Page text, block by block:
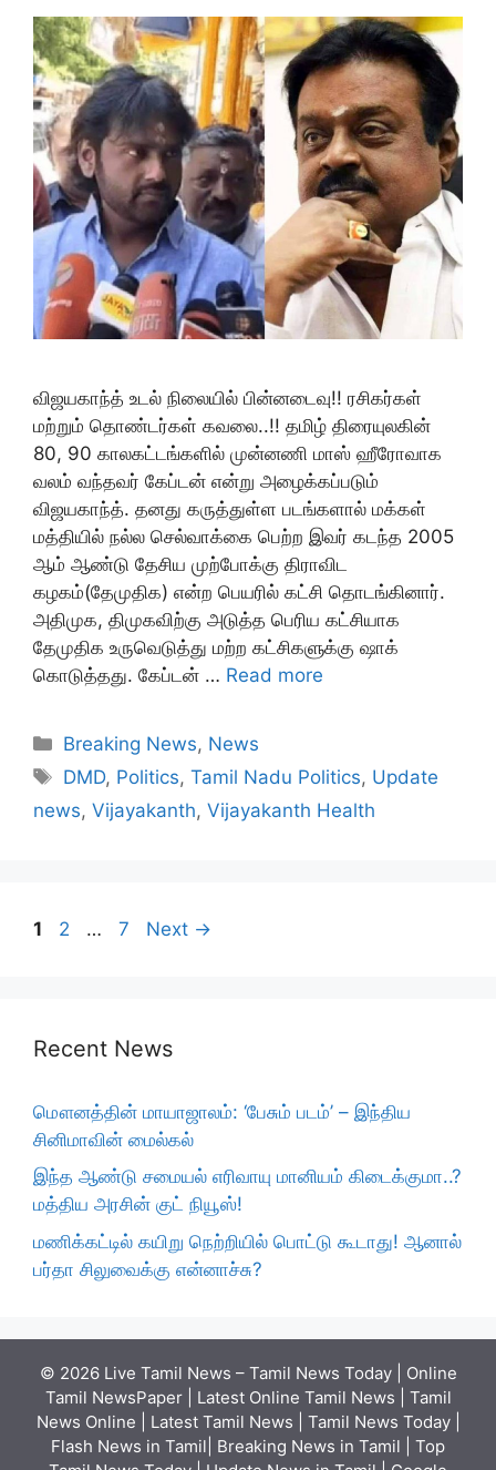
விஜயகாந்த் உடல் நிலையில் பின்னடைவு!! ரசிகர்கள்
மற்றும் தொண்டர்கள் கவலை..!! தமிழ் திரையுலகின்
80, 90 காலகட்டங்களில் முன்னணி மாஸ் ஹீரோவாக
வலம் வந்தவர் கேப்டன் என்று அழைக்கப்படும்
விஜயகாந்த். தனது கருத்துள்ள படங்களால் மக்கள்
மத்தியில் நல்ல செல்வாக்கை பெற்ற இவர் கடந்த 2005
ஆம் ஆண்டு தேசிய முற்போக்கு திராவிட
கழகம்(தேமுதிக) என்ற பெயரில் கட்சி தொடங்கினார்.
அதிமுக, திமுகவிற்கு அடுத்த பெரிய கட்சியாக
தேமுதிக உருவெடுத்து மற்ற கட்சிகளுக்கு ஷாக்
கொடுத்தது. கேப்டன் … Read more
Categories
Breaking News, News
Tags
DMD, Politics,Tamil Nadu Politics, Update
news, Vijayakanth, Vijayakanth Health
Page
1 Page
2 … Page
7 Next →
Recent News
மௌனத்தின் மாயாஜாலம்: ‘பேசும் படம்’ – இந்திய
சினிமாவின் மைல்கல்
இந்த ஆண்டு சமையல் எரிவாயு மானியம் கிடைக்குமா..?
மத்திய அரசின் குட் நியூஸ்!
மணிக்கட்டில் கயிறு நெற்றியில் பொட்டு கூடாது! ஆனால்
பர்தா சிலுவைக்கு என்னாச்சு?
© 2026 Live Tamil News – Tamil News Today | Online
Tamil NewsPaper | Latest Online Tamil News | Tamil
News Online | Latest Tamil News | Tamil News Today |
Flash News in Tamil| Breaking News in Tamil | Top